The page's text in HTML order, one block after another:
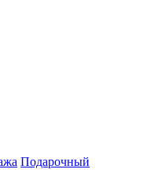
Подарочный